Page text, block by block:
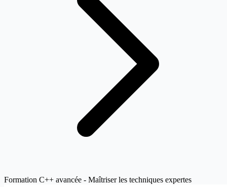
Formation C++ avancée - Maîtriser les techniques expertes